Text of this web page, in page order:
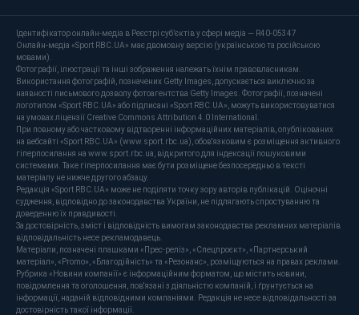
Ідентифікатор онлайн-медіа в Реєстрі суб’єктів у сфері медіа — R40-05347
Онлайн-медіа «Sport RBC.UA» має двомовну версію (українською та російською
мовами).
Фотографії, ілюстрації та інші зображення належать їхнім правовласникам.
Використання фотографій, позначених Getty Images, допускається виключно за
наявності письмового дозволу фотоагентства Getty Images. Фотографії, позначені
логотипом «Sport RBC.UA» або підписані «Sport RBC.UA», можуть використовуватися
на умовах ліцензії Creative Commons Attribution 4.0 International.
При повному або частковому відтворенні інформаційних матеріалів, опублікованих
на вебсайті «Sport RBC.UA» (www.sport.rbc.ua), обов'язковим є розміщення активного
гіперпосилання на www.sport.rbc.ua, відкритого для індексації пошуковими
системами. Таке гіперпосилання має бути розміщене безпосередньо в тексті
матеріалу не нижче другого абзацу.
Редакція «Sport RBC.UA» може не поділяти точку зору авторів публікацій. Оціночні
судження, відповідно до законодавства України, не підлягають спростуванню та
доведенню їх правдивості.
За достовірність, зміст і відповідність вимогам законодавства рекламних матеріалів
відповідальність несе рекламодавець.
Матеріали, позначені плашками «Прес-реліз», «Спецпроєкт», «Партнерський
матеріал», «Promo», «Благодійність» та «Резонанс», розміщуються на правах реклами.
Рубрика «Новини компанії» є інформаційним форматом, що містить новини,
повідомлення та оголошення, пов'язані з діяльністю компаній, і ґрунтується на
інформації, наданій відповідними компаніями. Редакція не несе відповідальності за
достовірність такої інформації.